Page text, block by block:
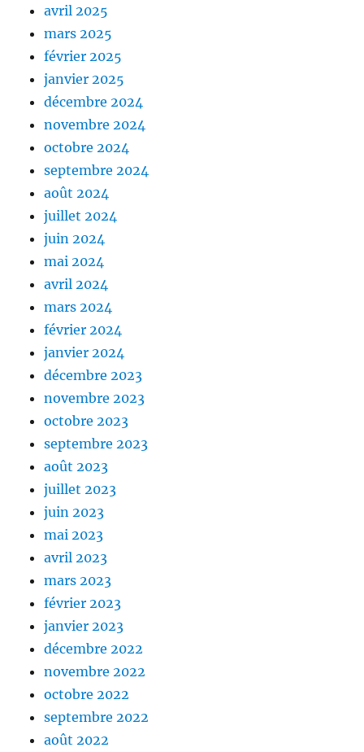
avril 2025
mars 2025
février 2025
janvier 2025
décembre 2024
novembre 2024
octobre 2024
septembre 2024
août 2024
juillet 2024
juin 2024
mai 2024
avril 2024
mars 2024
février 2024
janvier 2024
décembre 2023
novembre 2023
octobre 2023
septembre 2023
août 2023
juillet 2023
juin 2023
mai 2023
avril 2023
mars 2023
février 2023
janvier 2023
décembre 2022
novembre 2022
octobre 2022
septembre 2022
août 2022